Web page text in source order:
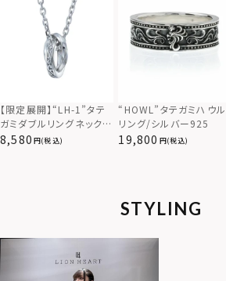
【限定展開】“LH-1”タテ
ガミダブルリングネックレ
ス（ツイスト/シルバー）/
8,580 (税込)
“HOWL”タテガミハウル
リング/シルバー925
19,800 (税込)
STYLING